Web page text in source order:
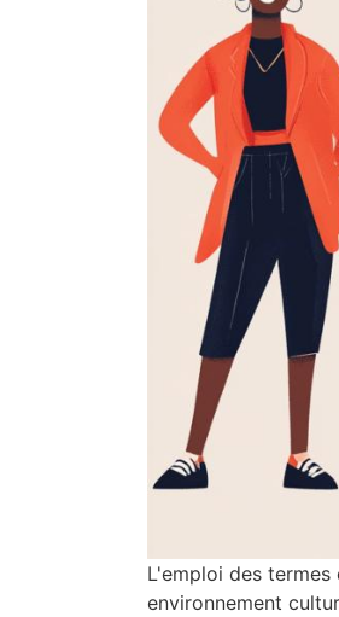
L'emploi des
environnement